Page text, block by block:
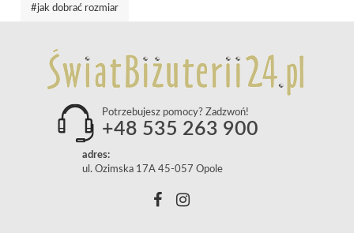
#jak dobrać rozmiar
Potrzebujesz pomocy? Zadzwoń!
+48 535 263 900
adres:
ul. Ozimska 17A 45-057 Opole